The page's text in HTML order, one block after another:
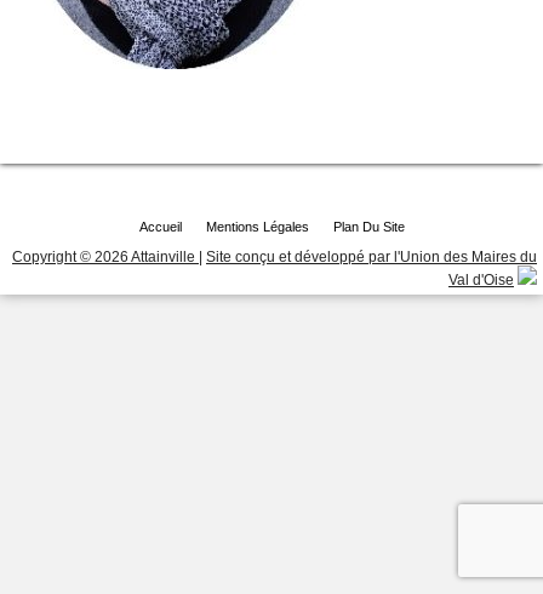
Accueil Mentions Légales Plan Du Site
Copyright © 2026 Attainville | Site conçu et développé par l'Union des Maires du
Val d'Oise